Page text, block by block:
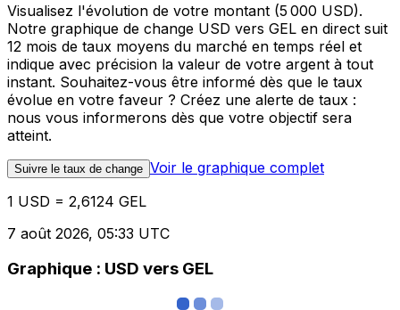
Visualisez l'évolution de votre montant (5 000 USD).
Notre graphique de change USD vers GEL en direct suit
12 mois de taux moyens du marché en temps réel et
indique avec précision la valeur de votre argent à tout
instant. Souhaitez-vous être informé dès que le taux
évolue en votre faveur ? Créez une alerte de taux :
nous vous informerons dès que votre objectif sera
atteint.
Suivre le taux de change Voir le graphique complet
1 USD = 2,6124 GEL
7 août 2026, 05:33 UTC
Graphique : USD vers GEL